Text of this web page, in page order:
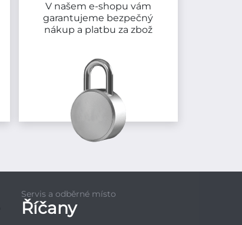
V našem e-shopu vám
garantujeme bezpečný
nákup a platbu za zbož
Servis a odběrné místo
Říčany